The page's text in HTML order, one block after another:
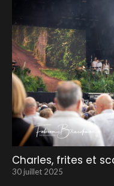
Charles, frites et
30 juillet 2025